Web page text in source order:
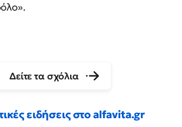
Δείτε τα σχόλια
ειδήσεις στο alfavita.gr